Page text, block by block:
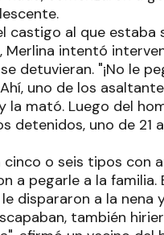
castigo al que estaba
Merlina intentó
detuvieran. "¡No le
uno de los
la mató. Luego del
detenidos, uno de 21
cinco o seis tipos con
a pegarle a la familia.
dispararon a la nena
también